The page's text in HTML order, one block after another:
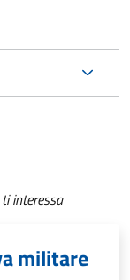
interessa
militare